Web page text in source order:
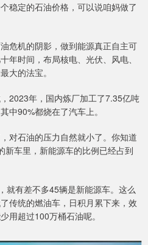
稳定的石油价格，可以说咱妈做了
危机的阴影，做到能源真正自主可
年时间，布局核电、光伏、风电、
大的法宝。
2023年，国内炼厂加工了7.35亿吨
中90%都烧在了汽车上。
对石油的压力自然就小了。你知道
新车里，新能源车的比例已经占到
就有差不多45辆是新能源车。这么
传统的燃油车，日积月累下来，效
超过100万桶石油呢。